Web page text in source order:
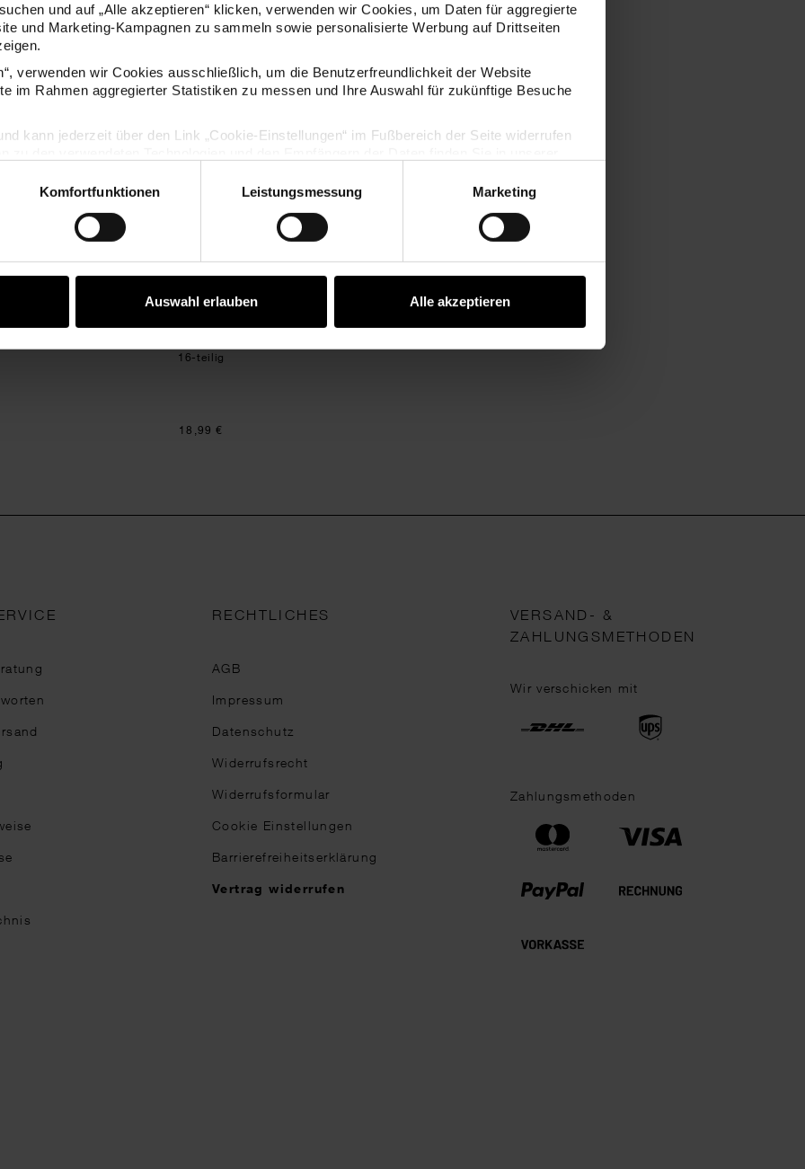
und auf „Alle akzeptieren“ klicken, verwenden wir Cookies, um Daten für aggregierte
und Marketing-Kampagnen zu sammeln sowie personalisierte Werbung auf Drittseiten
verwenden wir Cookies ausschließlich, um die Benutzerfreundlichkeit der Website
im Rahmen aggregierter Statistiken zu messen und Ihre Auswahl für zukünftige Besuche
kann jederzeit über den Link „Cookie-Einstellungen“ im Fußbereich der Seite widerrufen
Vertrag widerrufen
Komfortfunktionen Leistungsmessung Marketing
Auswahl erlauben Alle akzeptieren
KAUFEMPFEHLUNG
16-teilig
18,99 €
RECHTLICHES
AGB
Impressum
Datenschutz
Widerrufsrecht
Widerrufsformular
Cookie Einstellungen
Barrierefreiheitserklärung
Vertrag widerrufen
VERSAND- &
ZAHLUNGSMETHODEN
Wir verschicken mit
Zahlungsmethoden